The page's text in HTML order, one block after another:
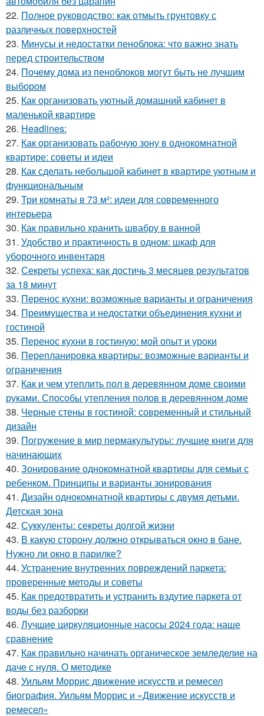
22. Полное руководство: как отмыть грунтовку с
различных поверхностей
23. Минусы и недостатки пеноблока: что важно знать
перед строительством
24. Почему дома из пеноблоков могут быть не лучшим
выбором
25. Как организовать уютный домашний кабинет в
маленькой квартире
26. Headlines:
27. Как организовать рабочую зону в однокомнатной
квартире: советы и идеи
28. Как сделать небольшой кабинет в квартире уютным и
функциональным
29. Три комнаты в 73 м²: идеи для современного
интерьера
30. Как правильно хранить швабру в ванной
31. Удобство и практичность в одном: шкаф для
уборочного инвентаря
32. Секреты успеха: как достичь 3 месяцев результатов
за 18 минут
33. Перенос кухни: возможные варианты и ограничения
34. Преимущества и недостатки объединения кухни и
гостиной
35. Перенос кухни в гостиную: мой опыт и уроки
36. Перепланировка квартиры: возможные варианты и
ограничения
37. Как и чем утеплить пол в деревянном доме своими
руками. Способы утепления полов в деревянном доме
38. Черные стены в гостиной: современный и стильный
дизайн
39. Погружение в мир пермакультуры: лучшие книги для
начинающих
40. Зонирование однокомнатной квартиры для семьи с
ребенком. Принципы и варианты зонирования
41. Дизайн однокомнатной квартиры с двумя детьми.
Детская зона
42. Суккуленты: секреты долгой жизни
43. В какую сторону должно открываться окно в бане.
Нужно ли окно в парилке?
44. Устранение внутренних повреждений паркета:
проверенные методы и советы
45. Как предотвратить и устранить вздутие паркета от
воды без разборки
46. Лучшие циркуляционные насосы 2024 года: наше
сравнение
47. Как правильно начинать органическое земледелие на
даче с нуля. О методике
48. Уильям Моррис движение искусств и ремесел
биография. Уильям Моррис и «Движение искусств и
ремесел»